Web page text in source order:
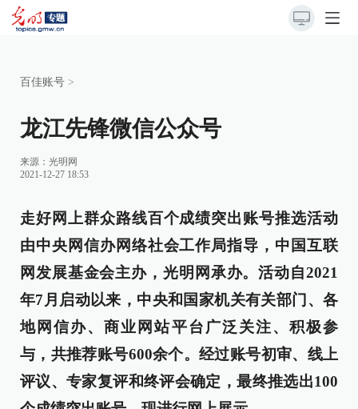
百佳账号 >
龙江先锋微信公众号
来源： 光明网
2021-12-27 18:53
走好网上群众路线百个成绩突出账号推选活动
由中央网信办网络社会工作局指导，中国互联
网发展基金会主办，光明网承办。活动自2021
年7月启动以来，中央和国家机关有关部门、各
地网信办、商业网站平台广泛关注、积极参
与，共推荐账号600余个。经过账号初审、线上
评议、专家复评和终评会确定，最终推选出100